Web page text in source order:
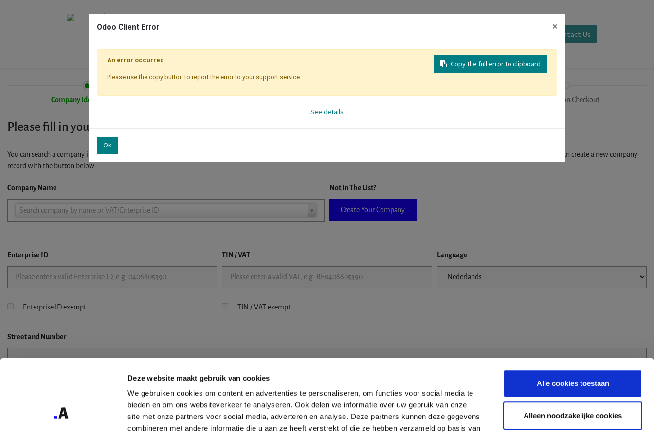
Deze website maakt gebruik van cookies
We gebruiken cookies om content en advertenties te personaliseren, om functies voor social media te
bieden en om ons websiteverkeer te analyseren. Ook delen we informatie over uw gebruik van onze
site met onze partners voor social media, adverteren en analyse. Deze partners kunnen deze gegevens
combineren met andere informatie die u aan ze heeft verstrekt of die ze hebben verzameld op basis van
Alle cookies toestaan
Alleen noodzakelijke cookies
Contact Us
Company Identification Registration Checkout
Please fill in your company details
You can search a company in our database by name, VAT or enterprise ID. When a company is selected it will auto-complete the form. If you don't find your company in our database, you can create a new company
record with the button below.
Company Name
Search company by name or VAT/Enterprise ID
Company
Not In The List?
Create Your Company
Enterprise ID TIN / VAT Language
Enterprise ID exempt TIN / VAT exempt
Streetand Number
Odoo Client Error ×
Copy the full error to clipboard
An error occurred
Please use the copy button to report the error to your support service.
See details
Ok